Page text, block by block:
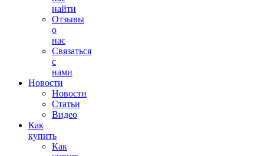
найти
Отзывы
о
нас
Связаться
с
нами
Новости
Новости
Статьи
Видео
Как
купить
Как